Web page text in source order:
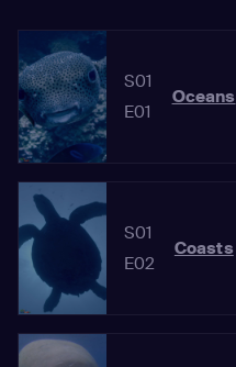
S01
E01
Oceans
S01
E02
Coasts